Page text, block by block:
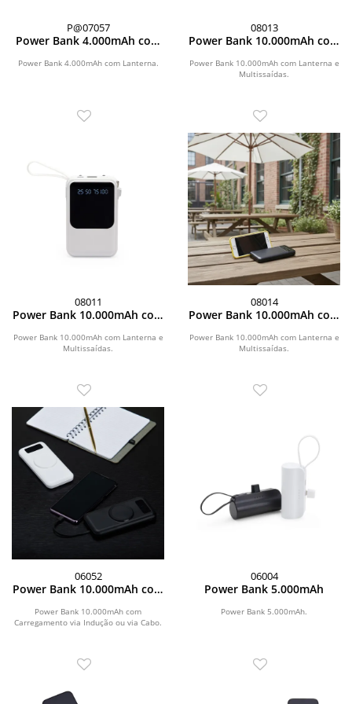
P@07057
Power Bank 4.000mAh com
Power Bank 4.000mAh com Lanterna.
08013
Power Bank 10.000mAh com
Power Bank 10.000mAh com Lanterna e
Multissaídas.
08011
Power Bank 10.000mAh com
Power Bank 10.000mAh com Lanterna e
Multissaídas.
08014
Power Bank 10.000mAh com
Power Bank 10.000mAh com Lanterna e
Multissaídas.
06052
Power Bank 10.000mAh com
ou via Cabo
Power Bank 10.000mAh com
Carregamento via Indução ou via Cabo.
06004
Power Bank 5.000mAh
Power Bank 5.000mAh.